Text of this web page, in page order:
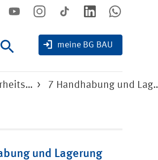
Suche meine BG BAU
7 Handhabung und
und Lagerung